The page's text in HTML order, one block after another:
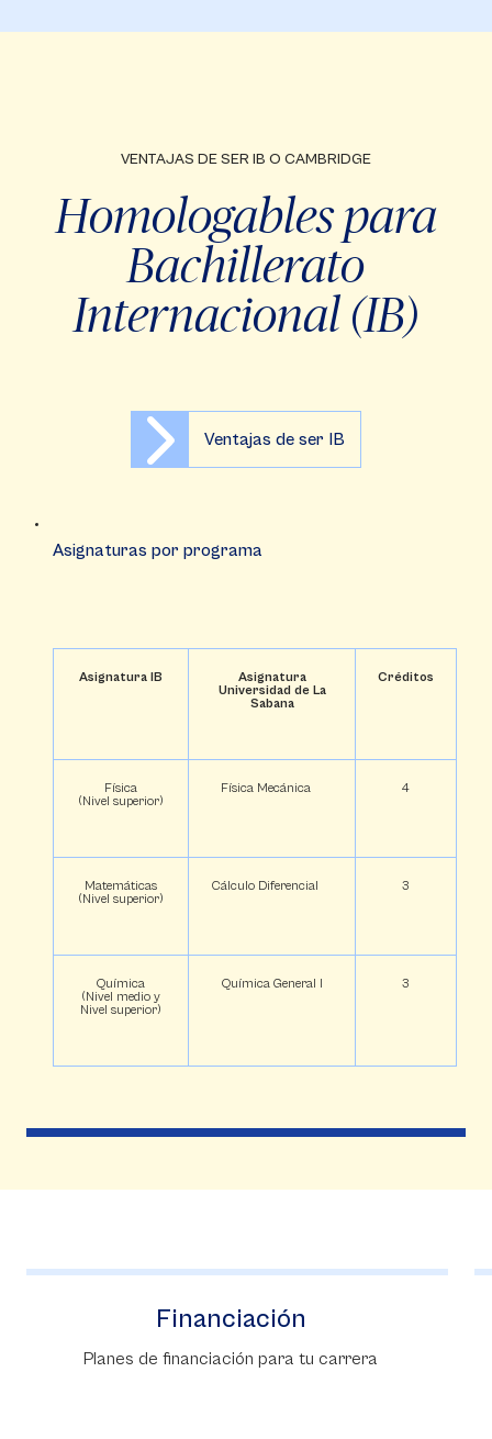
VENTAJAS DE SER IB O CAMBRIDGE
Homologables para
Bachillerato
Internacional (IB)
Ventajas de ser IB
Asignaturas por programa
Asignatura IB
Asignatura
Universidad de La
Sabana
Créditos
Física
(Nivel superior)
Física Mecánica 4
Matemáticas
(Nivel superior)
Cálculo Diferencial 3
Química
(Nivel medio y
Nivel superior)
Química General I 3
Admisiones
Inscripciones para nuestras carreras